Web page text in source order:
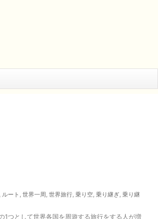
, ルート , 世界一周, 世界旅行, 乗り空, 乗り継ぎ, 乗り継
1つとして世界各国を周遊する旅行をする人が増